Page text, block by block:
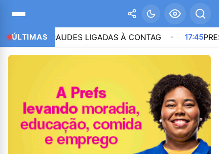
ÚLTIMAS
FRAUDES LIGADAS À CONTAG 17:45